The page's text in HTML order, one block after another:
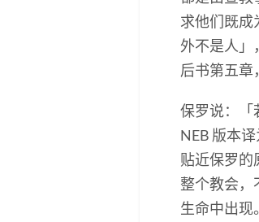
求他们既成
外不是人」
后书第五章
保罗说：「
NEB 版本
贴近保罗的
整个教会，
生命中出现